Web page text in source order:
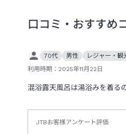
口コミ・おすすめ
70代 男性
レジャー・観
利用時期： 2025年11月22日
混浴露天風呂は湯浴みを着る
JTBお客様アンケート評価